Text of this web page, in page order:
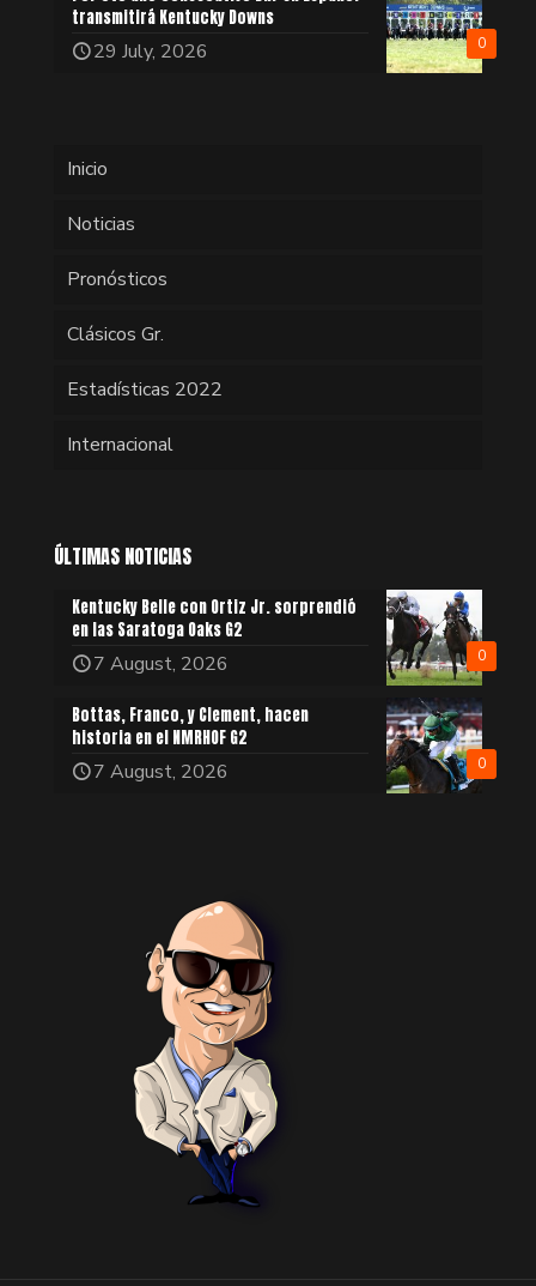
0
transmitirá Kentucky Downs
29 July, 2026
Inicio
Noticias
Pronósticos
Clásicos Gr.
Estadísticas 2022
Internacional
ÚLTIMAS NOTICIAS
0
Kentucky Belle con Ortiz Jr. sorprendió
en las Saratoga Oaks G2
7 August, 2026
0
Bottas, Franco, y Clement, hacen
historia en el NMRHOF G2
7 August, 2026